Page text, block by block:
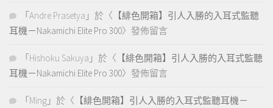
「 Andre Prasetya 」於〈 【緋色開箱】引人入勝的入耳式監聽
耳機－Nakamichi Elite Pro 300〉發佈留言
「 Hishoku Sakuya 」於〈 【緋色開箱】引人入勝的入耳式監聽
耳機－Nakamichi Elite Pro 300〉發佈留言
「 Ming 」於〈 【緋色開箱】引人入勝的入耳式監聽耳機－